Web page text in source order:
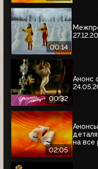
00:14
00:32
Анонс
02:05
на все